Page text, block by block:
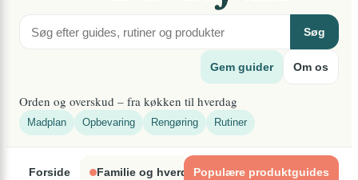
Søg
Gem guider Om os
Orden og overskud – fra køkken til hverdag
Madplan Opbevaring Rengøring Rutiner
Forside Familie og hverdagsliv Indretning og
Populære produktguides